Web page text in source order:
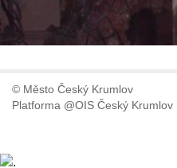
© Město Český Krumlov
Platforma @OIS Český Krumlov